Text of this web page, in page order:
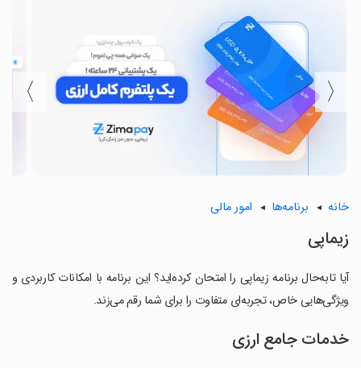
〈
〉
خانه برنامه‌ها امور مالی
‏زیماپی
آیا تابه‌حال برنامه ‏زیماپی را امتحان کرده‌اید؟ این برنامه با امکانات کاربردی و
ویژگی‌هایی خاص، تجربه‌ای متفاوت را برای شما رقم می‌زند.
خدمات جامع ارزی